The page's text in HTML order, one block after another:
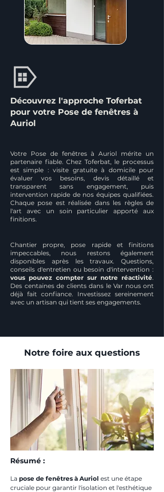
Découvrez l'approche Toferbat
pour votre Pose de fenêtres à
Auriol
Votre Pose de fenêtres à Auriol mérite un
partenaire fiable. Chez Toferbat, le processus
est simple : visite gratuite à domicile pour
évaluer vos besoins, devis détaillé et
transparent sans engagement, puis
intervention rapide de nos équipes qualifiées.
Chaque pose est réalisée dans les règles de
l'art avec un soin particulier apporté aux
finitions.
Chantier propre, pose rapide et finitions
impeccables, nous restons également
disponibles après les travaux. Questions,
conseils d'entretien ou besoin d'intervention :
vous pouvez compter sur notre réactivité.
Des centaines de clients dans le Var nous ont
déjà fait confiance. Investissez sereinement
avec un artisan qui tient ses engagements.
Notre foire aux questions
Résumé :
La pose de fenêtres à Auriol est une étape
cruciale pour garantir l'isolation et l'esthétique